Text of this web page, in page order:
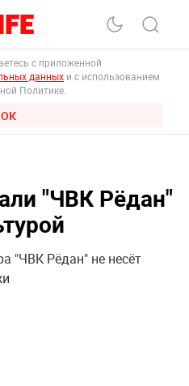
с приложенной
данных и с использованием
Политике.
ОК
"ЧВК Рёдан"
"ЧВК Рёдан" не несёт